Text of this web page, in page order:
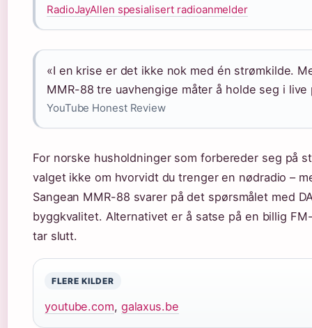
RadioJayAllen spesialisert radioanmelder
«I en krise er det ikke nok med én strømkilde.
MMR-88 tre uavhengige måter å holde seg i
YouTube Honest Review
For norske husholdninger som forbereder seg på
valget ikke om hvorvidt du trenger en nødradio –
Sangean MMR-88 svarer på det spørsmålet med
byggkvalitet. Alternativet er å satse på en billig
tar slutt.
FLERE KILDER
youtube.com, galaxus.be